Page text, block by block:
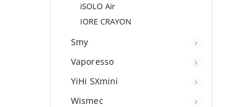
iSOLO Air
IORE CRAYON
Smy
Vaporesso
YiHi SXmini
Wismec